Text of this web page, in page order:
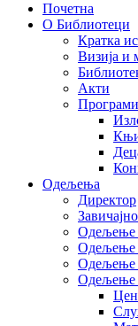
Почетна
О Библиотеци
Кратка
Визија и
Акти
Одељења
Директор
Одељење
Одељење
Одељење
Одељење